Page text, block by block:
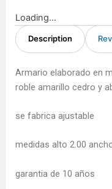
Loading...
Description
Armario elaborado en
roble amarillo cedro y
se fabrica ajustable
medidas alto 2.00
garantia de 10 años